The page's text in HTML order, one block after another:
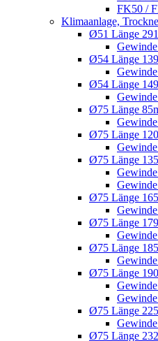
FK50 /
Klimaanlage,
Ø51 Länge
Ø54 Länge
Ø54 Länge
Ø75 Länge
Ø75 Länge
Ø75 Länge
Ø75 Länge
Ø75 Länge
Ø75 Länge
Ø75 Länge
Ø75 Länge
Ø75 Länge